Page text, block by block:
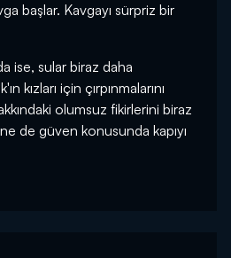
başlar. Kavgayı sürpriz bir
ise, sular biraz daha
kızları için çırpınmalarını
olumsuz fikirlerini biraz
de güven konusunda kapıyı